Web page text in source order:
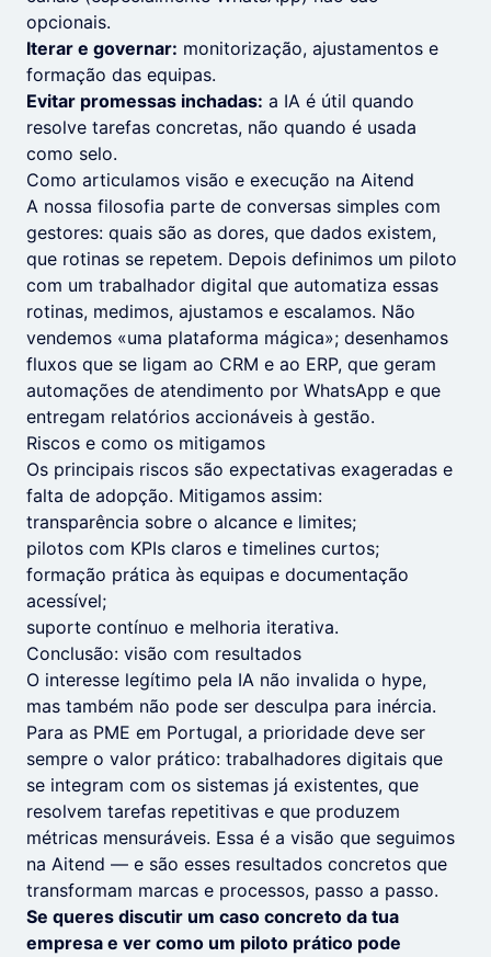
opcionais.
Iterar e governar: monitorização, ajustamentos e
formação das equipas.
Evitar promessas inchadas: a IA é útil quando
resolve tarefas concretas, não quando é usada
como selo.
Como articulamos visão e execução na Aitend
A nossa filosofia parte de conversas simples com
gestores: quais são as dores, que dados existem,
que rotinas se repetem. Depois definimos um piloto
com um trabalhador digital que automatiza essas
rotinas, medimos, ajustamos e escalamos. Não
vendemos «uma plataforma mágica»; desenhamos
fluxos que se ligam ao CRM e ao ERP, que geram
automações de atendimento por WhatsApp e que
entregam relatórios accionáveis à gestão.
Riscos e como os mitigamos
Os principais riscos são expectativas exageradas e
falta de adopção. Mitigamos assim:
transparência sobre o alcance e limites;
pilotos com KPIs claros e timelines curtos;
formação prática às equipas e documentação
acessível;
suporte contínuo e melhoria iterativa.
Conclusão: visão com resultados
O interesse legítimo pela IA não invalida o hype,
mas também não pode ser desculpa para inércia.
Para as PME em Portugal, a prioridade deve ser
sempre o valor prático: trabalhadores digitais que
se integram com os sistemas já existentes, que
resolvem tarefas repetitivas e que produzem
métricas mensuráveis. Essa é a visão que seguimos
na Aitend — e são esses resultados concretos que
transformam marcas e processos, passo a passo.
Se queres discutir um caso concreto da tua
empresa e ver como um piloto prático pode